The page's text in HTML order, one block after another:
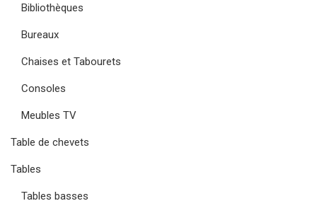
Bibliothèques
Bureaux
Chaises et Tabourets
Consoles
Meubles TV
Table de chevets
Tables
Tables basses